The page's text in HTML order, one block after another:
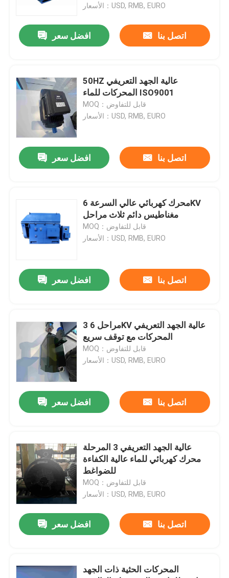
حول بنا
إتصال
المنتجات
محرك كهربائي عالي الكفاءة
محركات كهربائية أحادية الطور
ثلاث مراحل كهربائية المحركات
محرك حثي متوسط ​​الجهد
محركات الحث عالية الجهد
المحركات الكهربائية المقاومة للانفجار
محركات كهربائية DC
محرك كهربائي متغير السرعة
محركات متزامنة ذات مغناطيس دائم
المحركات الكهربائية الخاصة
تحويل التردد
الأسعار：USD, RMB, EURO
افضل سعر اتصل بنا
50HZ عالية الجهد التعريفي
المحركات للماء ISO9001
MOQ：قابل للتفاوض
الأسعار：USD, RMB, EURO
افضل سعر اتصل بنا
محرك كهربائي عالي السرعة 6KV
مغناطيس دائم ثلاث مراحل
MOQ：قابل للتفاوض
الأسعار：USD, RMB, EURO
افضل سعر اتصل بنا
3 مراحل 6KV عالية الجهد التعريفي
المحركات مع توقف سريع
MOQ：قابل للتفاوض
الأسعار：USD, RMB, EURO
افضل سعر اتصل بنا
عالية الجهد التعريفي 3 المرحلة
محرك كهربائي للماء عالية الكفاءة
للضواغط
MOQ：قابل للتفاوض
الأسعار：USD, RMB, EURO
افضل سعر اتصل بنا
المحركات الحثية ذات الجهد